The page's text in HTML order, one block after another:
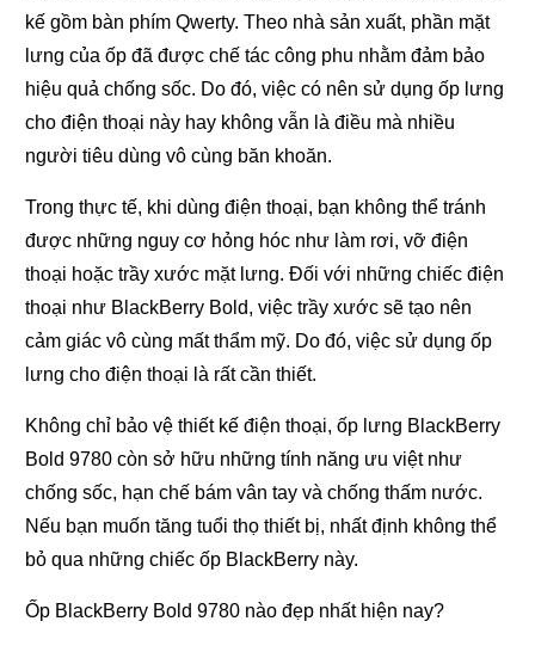
kế gồm bàn phím Qwerty. Theo nhà sản xuất, phần mặt
lưng của ốp đã được chế tác công phu nhằm đảm bảo
hiệu quả chống sốc. Do đó, việc có nên sử dụng ốp lưng
cho điện thoại này hay không vẫn là điều mà nhiều
người tiêu dùng vô cùng băn khoăn.
Trong thực tế, khi dùng điện thoại, bạn không thể tránh
được những nguy cơ hỏng hóc như làm rơi, vỡ điện
thoại hoặc trầy xước mặt lưng. Đối với những chiếc điện
thoại như BlackBerry Bold, việc trầy xước sẽ tạo nên
cảm giác vô cùng mất thẩm mỹ. Do đó, việc sử dụng ốp
lưng cho điện thoại là rất cần thiết.
Không chỉ bảo vệ thiết kế điện thoại, ốp lưng BlackBerry
Bold 9780 còn sở hữu những tính năng ưu việt như
chống sốc, hạn chế bám vân tay và chống thấm nước.
Nếu bạn muốn tăng tuổi thọ thiết bị, nhất định không thể
bỏ qua những chiếc ốp BlackBerry này.
Ốp BlackBerry Bold 9780 nào đẹp nhất hiện nay?